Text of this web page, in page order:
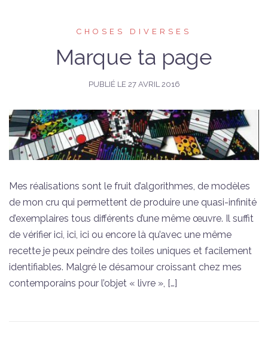
CHOSES DIVERSES
Marque ta page
PUBLIÉ LE 27 AVRIL 2016
Mes réalisations sont le fruit d’algorithmes, de modèles
de mon cru qui permettent de produire une quasi-infinité
d’exemplaires tous différents d’une même œuvre. Il suffit
de vérifier ici, ici, ici ou encore là qu’avec une même
recette je peux peindre des toiles uniques et facilement
identifiables. Malgré le désamour croissant chez mes
contemporains pour l’objet « livre », […]